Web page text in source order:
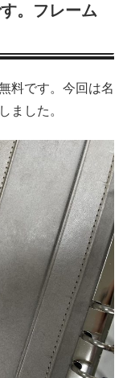
。フレーム
料です。今回は名
ました。